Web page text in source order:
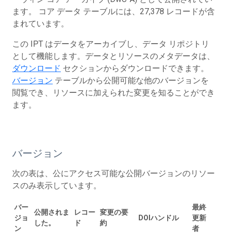
ます。 コア データ テーブルには、27,378 レコードが含
まれています。
この IPT はデータをアーカイブし、データ リポジトリ
として機能します。データとリソースのメタデータは、
ダウンロード セクションからダウンロードできます。
バージョン テーブルから公開可能な他のバージョンを
閲覧でき、リソースに加えられた変更を知ることができ
ます。
バージョン
次の表は、公にアクセス可能な公開バージョンのリソー
スのみ表示しています。
バー
ジョ
ン
公開されま
した。
レコー
ド
変更の要
約
DOIハンドル
最終
更新
者